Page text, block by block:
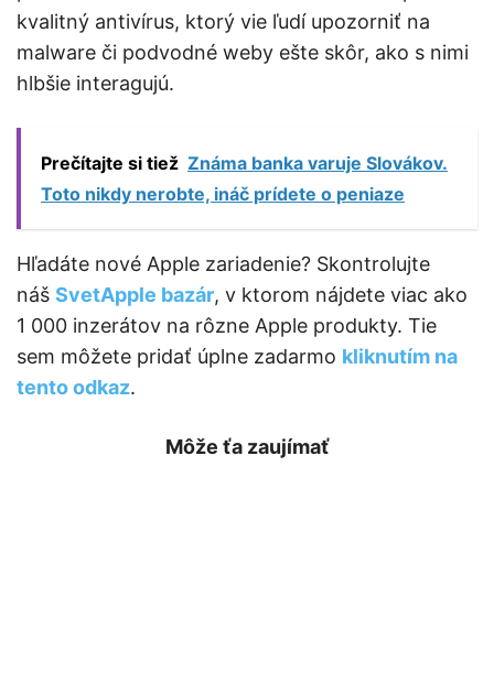
kvalitný antivírus, ktorý vie ľudí upozorniť na
malware či podvodné weby ešte skôr, ako s nimi
hlbšie interagujú.
Prečítajte si tiež Známa banka varuje Slovákov.
Toto nikdy nerobte, ináč prídete o peniaze
Hľadáte nové Apple zariadenie? Skontrolujte
náš SvetApple bazár, v ktorom nájdete viac ako
1 000 inzerátov na rôzne Apple produkty. Tie
sem môžete pridať úplne zadarmo kliknutím na
tento odkaz.
Môže ťa zaujímať